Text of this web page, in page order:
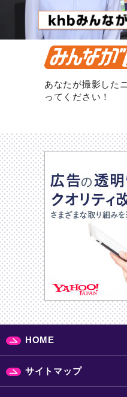
あなたが撮影した
ってください！
HOME
サイトマップ